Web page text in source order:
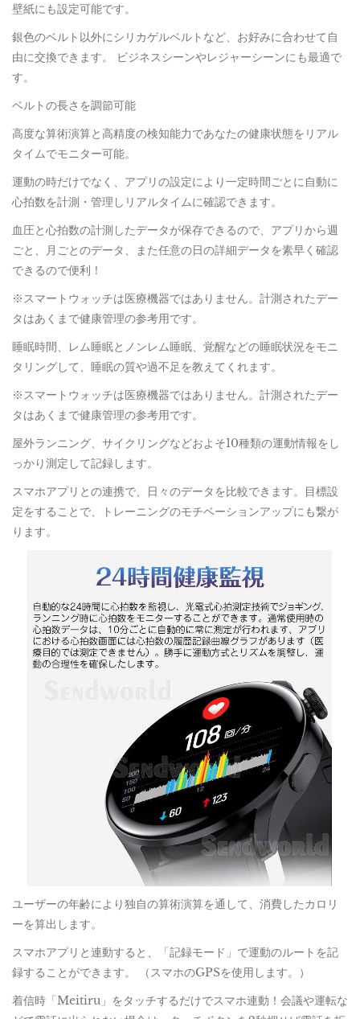
壁紙にも設定可能です。
銀色のベルト以外にシリカゲルベルトなど、お好みに合わせて自
由に交換できます。 ビジネスシーンやレジャーシーンにも最適で
す。
ベルトの長さを調節可能
高度な算術演算と高精度の検知能力であなたの健康状態をリアル
タイムでモニター可能。
運動の時だけでなく、アプリの設定により一定時間ごとに自動に
心拍数を計測・管理しリアルタイムに確認できます。
血圧と心拍数の計測したデータが保存できるので、アプリから週
ごと、月ごとのデータ、また任意の日の詳細データを素早く確認
できるので便利！
※スマートウォッチは医療機器ではありません。計測されたデー
タはあくまで健康管理の参考用です。
睡眠時間、レム睡眠とノンレム睡眠、覚醒などの睡眠状況をモニ
タリングして、睡眠の質や過不足を教えてくれます。
※スマートウォッチは医療機器ではありません。計測されたデー
タはあくまで健康管理の参考用です。
屋外ランニング、サイクリングなどおよそ10種類の運動情報をし
っかり測定して記録します。
スマホアプリとの連携で、日々のデータを比較できます。目標設
定をすることで、トレーニングのモチベーションアップにも繋が
ります。
ユーザーの年齢により独自の算術演算を通して、消費したカロリ
ーを算出します。
スマホアプリと連動すると、「記録モード」で運動のルートを記
録することができます。 （スマホのGPSを使用します。）
着信時「Meitiru」をタッチするだけでスマホ連動！会議や運転な